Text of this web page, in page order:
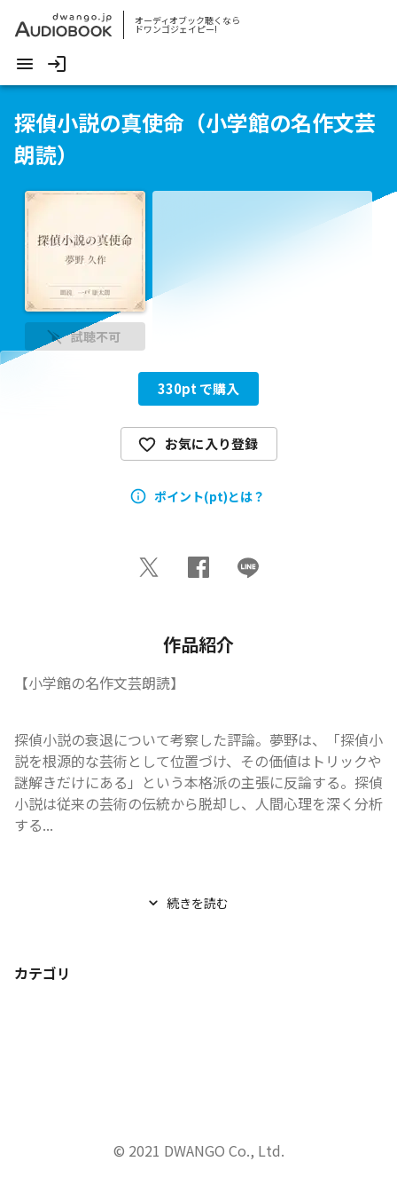
オーディオブック聴くなら
ドワンゴジェイピー!
探偵小説の真使命（小学館の名作文芸
朗読）
試聴不可
330pt で購入
お気に入り登録
ポイント(pt)とは？
作品紹介
【小学館の名作文芸朗読】
探偵小説の衰退について考察した評論。夢野は、「探偵小
説を根源的な芸術として位置づけ、その価値はトリックや
謎解きだけにある」という本格派の主張に反論する。探偵
小説は従来の芸術の伝統から脱却し、人間心理を深く分析
する...
続きを読む
カテゴリ
© 2021 DWANGO Co., Ltd.